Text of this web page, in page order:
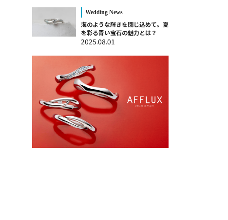
Wedding News
海のような輝きを閉じ込めて。夏
を彩る青い宝石の魅力とは？
2025.08.01